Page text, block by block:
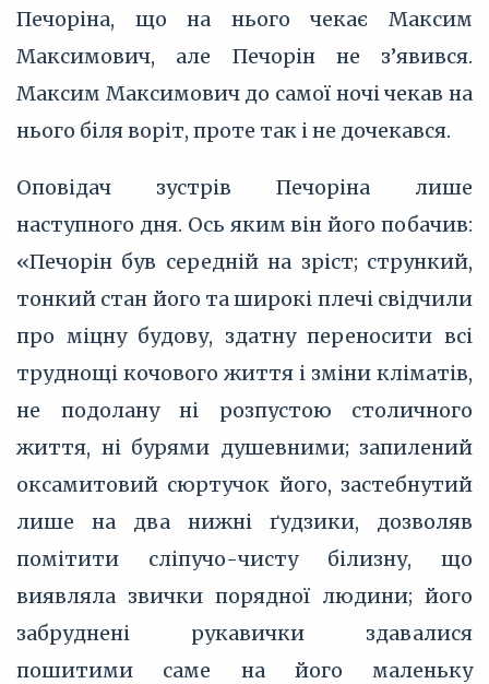
Печоріна, що на нього чекає Максим
Максимович, але Печорін не з’‎явився.
Максим Максимович до самої ночі чекав на
нього біля воріт, проте так і не дочекався.
Оповідач зустрів Печоріна лише
наступного дня. Ось яким він його побачив:
«Печорін був середній на зріст; стрункий,
тонкий стан його та широкі плечі свідчили
про міцну будову, здатну переносити всі
труднощі кочового життя і зміни кліматів,
не подолану ні розпустою столичного
життя, ні бурями душевними; запилений
оксамитовий сюртучок його, застебнутий
лише на два нижні ґудзики, дозволяв
помітити сліпучо-чисту білизну, що
виявляла звички порядної людини; його
забруднені рукавички здавалися
пошитими саме на його маленьку